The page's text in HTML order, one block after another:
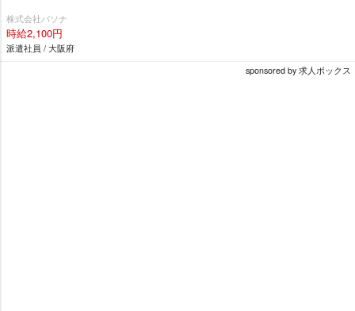
株式会社パソナ
時給2,100円
派遣社員 / 大阪府
sponsored by 求人ボックス